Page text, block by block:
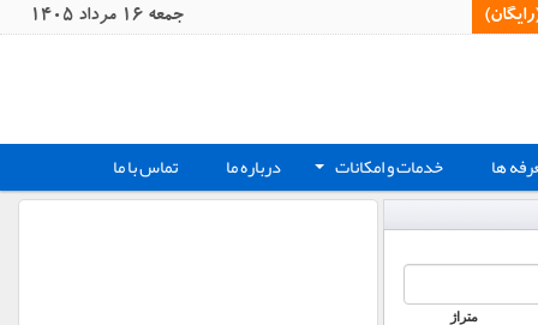
جمعه 16 مرداد 1405
ها + خدمات و امکانات درباره ما تماس با ما
متراژ